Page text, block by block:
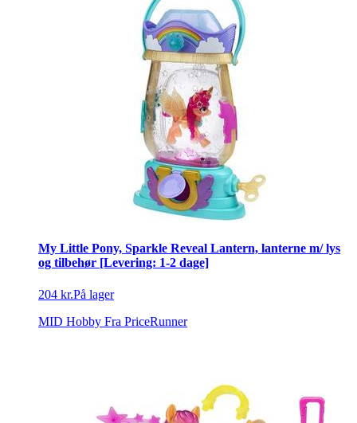
My Little Pony, Sparkle Reveal Lantern, lanterne m/ lys
og tilbehør [Levering: 1-2 dage]
204 kr.På lager
MID Hobby Fra PriceRunner